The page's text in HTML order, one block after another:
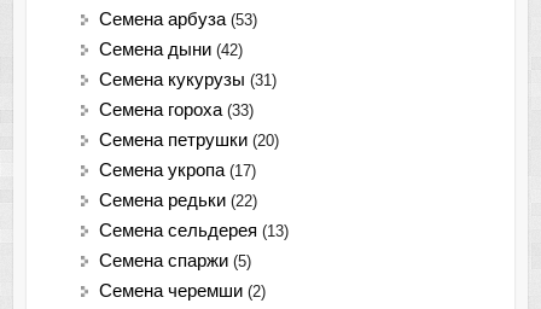
Семена арбуза (53)
Семена дыни (42)
Семена кукурузы (31)
Семена гороха (33)
Семена петрушки (20)
Семена укропа (17)
Семена редьки (22)
Семена сельдерея (13)
Семена спаржи (5)
Семена черемши (2)